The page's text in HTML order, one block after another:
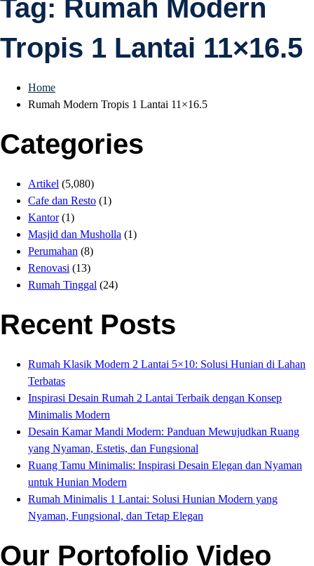
AD Studio – Jasa
Arsitek Profesional
Bersertifikasi
AD Studio – Jasa Arsitek Profesional Bersertifikasi
Tag: Rumah Modern
Tropis 1 Lantai 11×16.5
Home
Rumah Modern Tropis 1 Lantai 11×16.5
Categories
Artikel (5,080)
Cafe dan Resto (1)
Kantor(1)
Masjid dan Musholla (1)
Perumahan (8)
Renovasi (13)
Rumah Tinggal (24)
Recent Posts
Rumah Klasik Modern 2 Lantai 5×10: Solusi Hunian di Lahan
Terbatas
Inspirasi Desain Rumah 2 Lantai Terbaik dengan Konsep
Minimalis Modern
Desain Kamar Mandi Modern: Panduan Mewujudkan Ruang
yang Nyaman, Estetis, dan Fungsional
Ruang Tamu Minimalis: Inspirasi Desain Elegan dan Nyaman
untuk Hunian Modern
Rumah Minimalis 1 Lantai: Solusi Hunian Modern yang
Nyaman, Fungsional, dan Tetap Elegan
Our Portofolio Video